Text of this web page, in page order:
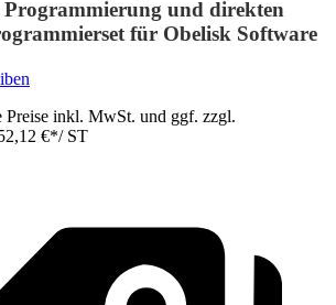
und direkten
für Obelisk Software
inkl. MwSt. und ggf. zzgl.
€*/ ST